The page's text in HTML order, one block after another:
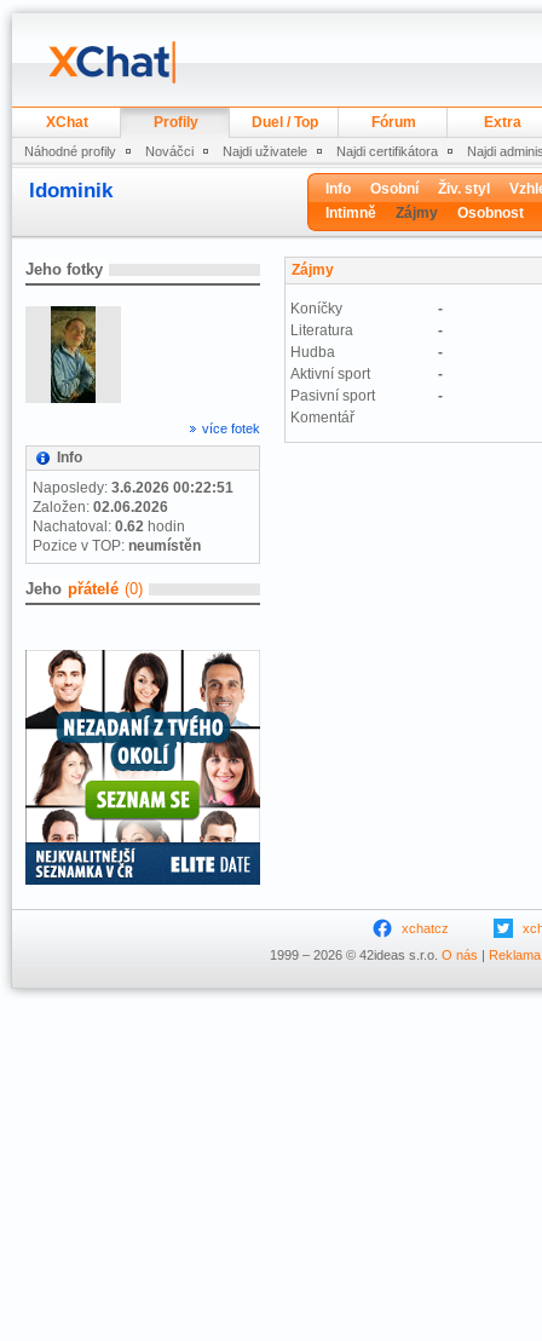
XChat Profily Duel / Top Fórum Extra
Náhodné profily Nováčci Najdi uživatele Najdi certifikátora Najdi
ldominik Info Osobní Živ. styl
Intimně
Zájmy Osobnost
Jeho fotky
více fotek
Info
Naposledy: 3.6.2026 00:22:51
Založen: 02.06.2026
Nachatoval: 0.62 hodin
Pozice v TOP: neumístěn
Jeho přátelé (0)
Zájmy
Koníčky
-
Literatura
-
Hudba
-
Aktivní sport
-
Pasivní sport
-
Komentář
xchatcz
1999 – 2026 © 42ideas s.r.o. O nás | Reklama